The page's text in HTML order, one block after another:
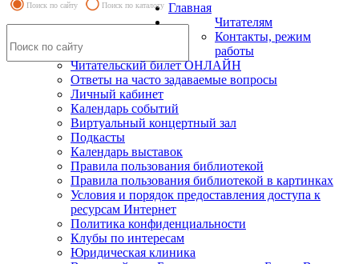
Поиск по сайту Поиск по каталогу Главная
Читателям
Контакты, режим
работы
Читательский билет ОНЛАЙН
Ответы на часто задаваемые вопросы
Личный кабинет
Календарь событий
Виртуальный концертный зал
Подкасты
Календарь выставок
Правила пользования библиотекой
Правила пользования библиотекой в картинках
Условия и порядок предоставления доступа к
ресурсам Интернет
Политика конфиденциальности
Клубы по интересам
Юридическая клиника